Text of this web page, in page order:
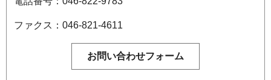
ファクス：046-821-4611